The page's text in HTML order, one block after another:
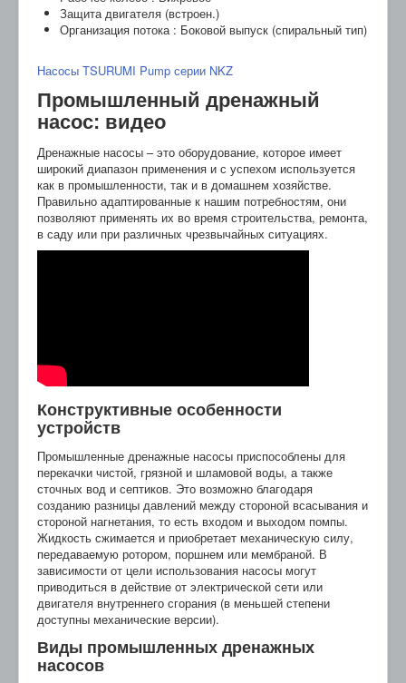
Защита двигателя (встроен.)
Организация потока : Боковой выпуск (спиральный тип)
Насосы TSURUMI Pump серии NKZ
Промышленный дренажный
насос: видео
Дренажные насосы – это оборудование, которое имеет
широкий диапазон применения и с успехом используется
как в промышленности, так и в домашнем хозяйстве.
Правильно адаптированные к нашим потребностям, они
позволяют применять их во время строительства, ремонта,
в саду или при различных чрезвычайных ситуациях.
Конструктивные особенности
устройств
Промышленные дренажные насосы приспособлены для
перекачки чистой, грязной и шламовой воды, а также
сточных вод и септиков. Это возможно благодаря
созданию разницы давлений между стороной всасывания и
стороной нагнетания, то есть входом и выходом помпы.
Жидкость сжимается и приобретает механическую силу,
передаваемую ротором, поршнем или мембраной. В
зависимости от цели использования насосы могут
приводиться в действие от электрической сети или
двигателя внутреннего сгорания (в меньшей степени
доступны механические версии).
Виды промышленных дренажных
насосов